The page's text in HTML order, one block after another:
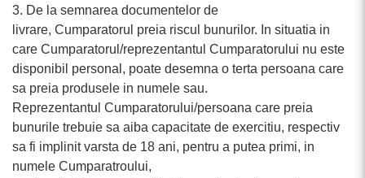
3. De la semnarea documentelor de
livrare, Cumparatorul preia riscul bunurilor. In situatia in
care Cumparatorul/reprezentantul Cumparatorului nu este
disponibil personal, poate desemna o terta persoana care
sa preia produsele in numele sau.
Reprezentantul Cumparatorului/persoana care preia
bunurile trebuie sa aiba capacitate de exercitiu, respectiv
sa fi implinit varsta de 18 ani, pentru a putea primi, in
numele Cumparatroului,